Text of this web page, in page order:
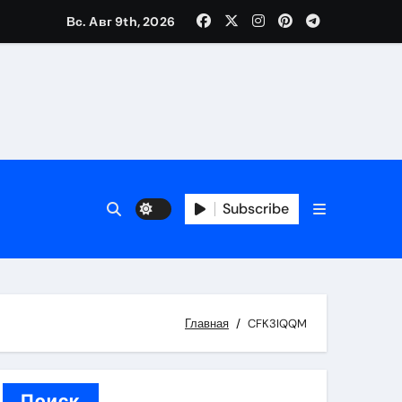
ресниц и депиляции
и обустройства мест отдыха
Вс. Авг 9th, 2026
Subscribe
Главная CFK3IQQM